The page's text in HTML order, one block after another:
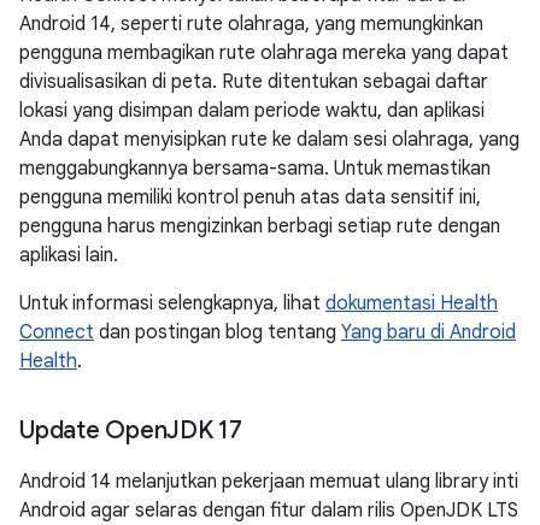
Android 14, seperti rute olahraga, yang memungkinkan
pengguna membagikan rute olahraga mereka yang dapat
divisualisasikan di peta. Rute ditentukan sebagai daftar
lokasi yang disimpan dalam periode waktu, dan aplikasi
Anda dapat menyisipkan rute ke dalam sesi olahraga, yang
menggabungkannya bersama-sama. Untuk memastikan
pengguna memiliki kontrol penuh atas data sensitif ini,
pengguna harus mengizinkan berbagi setiap rute dengan
aplikasi lain.
Untuk informasi selengkapnya, lihat dokumentasi Health
Connect dan postingan blog tentang Yang baru di Android
Health.
Update OpenJDK 17
Android 14 melanjutkan pekerjaan memuat ulang library inti
Android agar selaras dengan fitur dalam rilis OpenJDK LTS